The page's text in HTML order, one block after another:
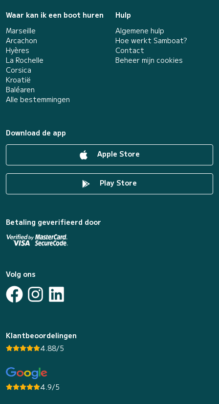
Waar kan ik een boot huren
Marseille
Arcachon
Hyères
La Rochelle
Corsica
Kroatië
Baléaren
Alle bestemmingen
Hulp
Algemene hulp
Hoe werkt Samboat?
Contact
Beheer mijn cookies
Download de app
Apple Store
Play Store
Betaling geverifieerd door
Volg ons
Klantbeoordelingen
4.88/5
4.9/5